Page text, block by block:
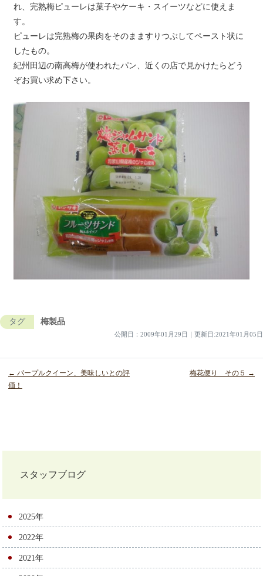
れ、完熟梅ピューレは菓子やケーキ・スイーツなどに使えま
す。
ピューレは完熟梅の果肉をそのまますりつぶしてペースト状に
したもの。
紀州田辺の南高梅が使われたパン、近くの店で見かけたらどう
ぞお買い求め下さい。
タグ 梅製品
公開日： 2009年01月29日 ｜ 更新日:2021年01月05日
ー
シ
ョ
← パープルクイーン、美味しいとの評
価！
梅花便り その５ →
スタッフブログ
2025年
2022年
2021年